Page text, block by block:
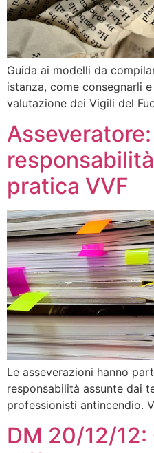
Guida ai modelli da
istanza, come consegnarli
valutazione dei Vigili del
pratica VVF
Le asseverazioni hanno
responsabilità assunte dai
professionisti antincendio.
DM 20/12/12: